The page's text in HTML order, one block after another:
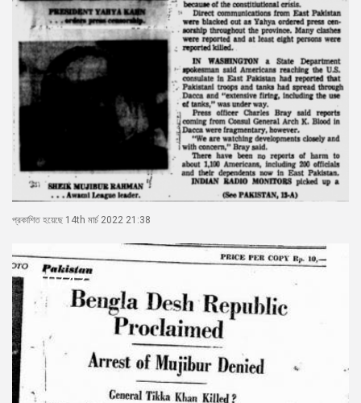
প্রকাশিত হয়েছে 14th মার্চ 2022 21:38
10/43